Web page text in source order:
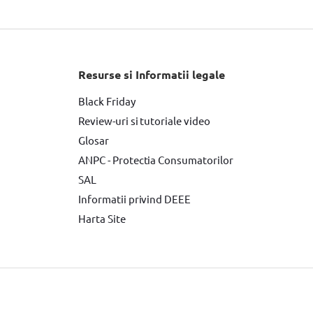
Suflanta aer cald YATO
Makita Accesorii scule electrice
de Vopsit si Trafaleti YATO
Resurse si Informatii legale
Black Friday
Review-uri si tutoriale video
Glosar
ANPC - Protectia Consumatorilor
SAL
Informatii privind DEEE
Harta Site